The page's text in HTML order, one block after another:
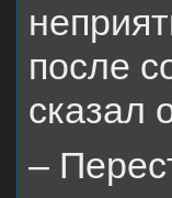
после
сказал
–